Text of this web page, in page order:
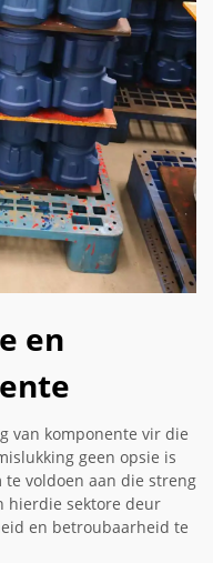
en
van komponente vir die
geen opsie is
voldoen aan die streng
hierdie sektore deur
en betroubaarheid te